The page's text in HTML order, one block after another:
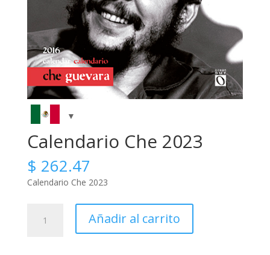
Calendario Che 2023
$ 262.47
Calendario Che 2023
Añadir al carrito